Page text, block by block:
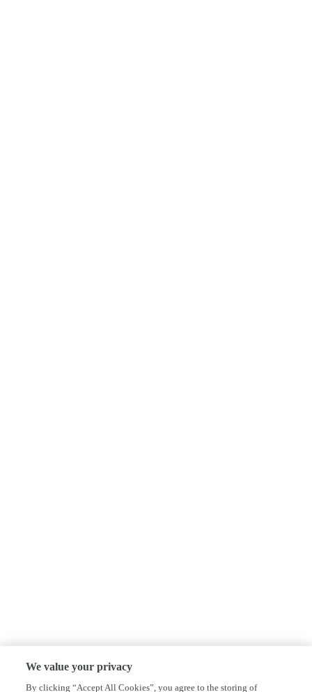
We value your privacy
By clicking “Accept All Cookies”, you agree to the storing of